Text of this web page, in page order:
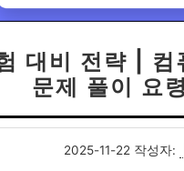
대비 전략 | 컴
문제 풀이 요
2025-11-22 작성자: